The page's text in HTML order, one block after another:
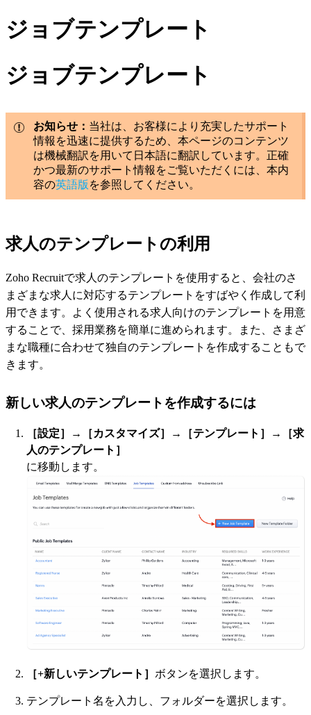
ジョブテンプレート
ジョブテンプレート
お知らせ： 当社は、お客様により充実したサポート
情報を迅速に提供するため、本ページのコンテンツ
は機械翻訳を用いて日本語に翻訳しています。正確
かつ最新のサポート情報をご覧いただくには、本内
容の英語版 を参照してください。
求人のテンプレートの利用
Zoho Recruitで求人のテンプレートを使用すると、会社のさ
まざまな求人に対応するテンプレートをすばやく作成して利
用できます。よく使用される求人向けのテンプレートを用意
することで、採用業務を簡単に進められます。また、さまざ
まな職種に合わせて独自のテンプレートを作成することもで
きます。
新しい求人のテンプレートを作成するには
［設定］→［カスタマイズ］→［テンプレート］→［求
人のテンプレート］
に移動します。
［+新しいテンプレート］ ボタンを選択します。
テンプレート名を入力し、フォルダーを選択します。